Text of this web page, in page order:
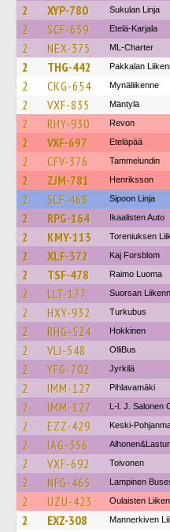
2 XYP-780 Sukulan Linja
2 SCF-659 Etelä-Karjala
2 NEX-375 ML-Charter
2 THG-442 Pakkalan
2 CKG-654 Mynäliikenne
2 VXF-835 Mäntylä
2 RHY-930 Revon
2 VXF-697 Eteläpää
2 CFV-376 Tammelundin
2 ZJM-781 Henriksson
2 SLF-468 Sipoon Linja
2 RPG-164 Ikaalisten Auto
2 KMY-113 Toreniuksen
2 XLF-372 Kaj Forsblom
2 TSF-478 Raimo Luoma
2 LLT-177 Suorsan
2 HXY-932 Turkubus
2 RHG-524 Hokkinen
2 VLI-548 OlliBus
2 YFG-702 Jyrkilä
2 IMM-127 Pihlavamäki
2 IMM-127 L-l. J. Salonen
2 EZZ-429 Keski-
2 IAG-356
2 VXF-692 Toivonen
2 NFG-465 Lampinen
2 UZU-423 Oulaisten
2 EXZ-308 Mannerkiven